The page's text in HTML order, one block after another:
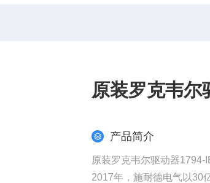
原装罗克韦尔
产品简介
原装罗克韦尔驱动器1794-
2017年，施耐德电气以30